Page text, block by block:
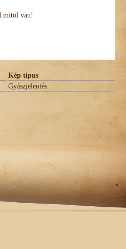
mitöl van!
Kép tipus
Gyászjelentés